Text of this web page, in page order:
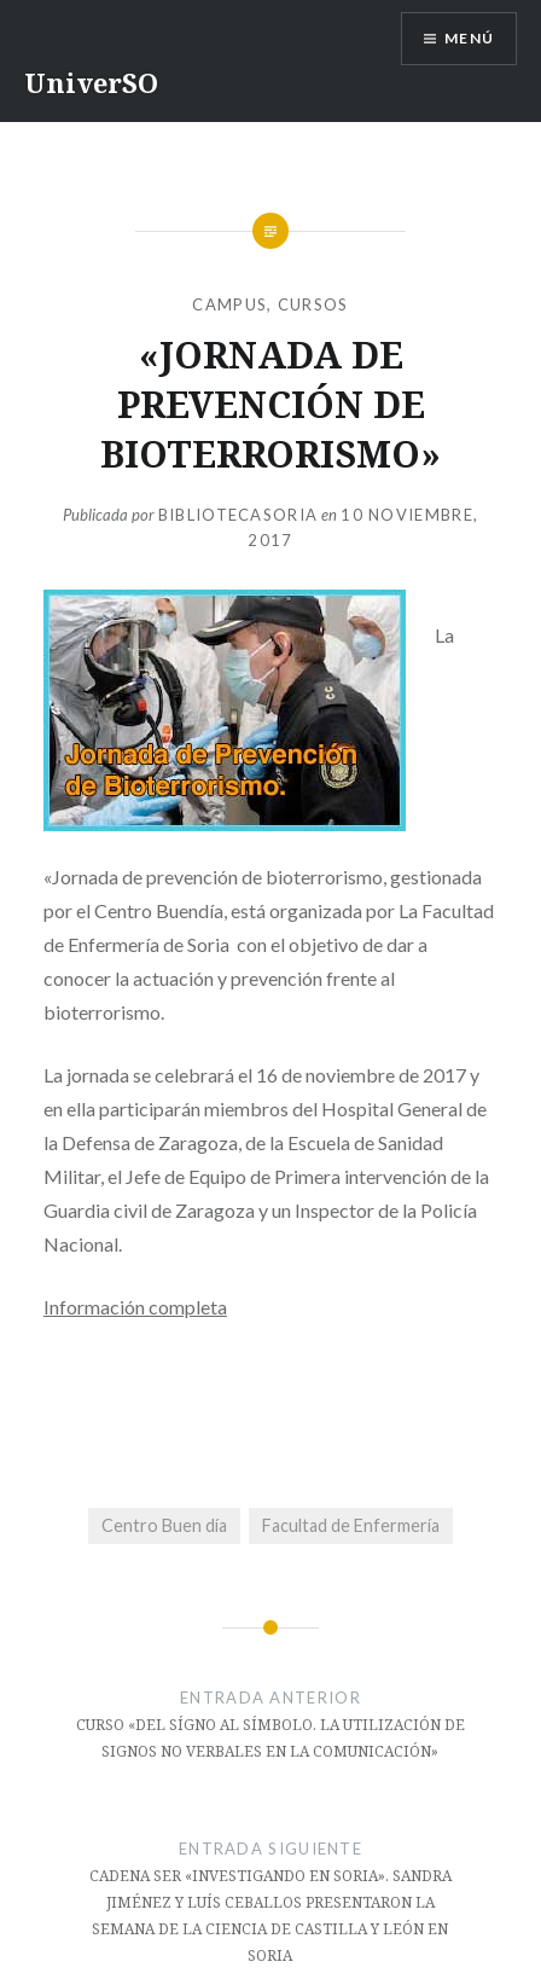
UniverSO
MENÚ
CAMPUS, CURSOS
«JORNADA DE
PREVENCIÓN DE
BIOTERRORISMO»
Publicada porBIBLIOTECASORIA en 10 NOVIEMBRE,
2017
La
«Jornada de prevención de bioterrorismo, gestionada
por el Centro Buendía, está organizada por La Facultad
de Enfermería de Soria con el objetivo de dar a
conocer la actuación y prevención frente al
bioterrorismo.
La jornada se celebrará el 16 de noviembre de 2017 y
en ella participarán miembros del Hospital General de
la Defensa de Zaragoza, de la Escuela de Sanidad
Militar, el Jefe de Equipo de Primera intervención de la
Guardia civil de Zaragoza y un Inspector de la Policía
Nacional.
Información completa
Centro Buen día Facultad de Enfermería
entradas
ENTRADA ANTERIOR
CURSO «DEL SÍGNO AL SÍMBOLO. LA UTILIZACIÓN DE
SIGNOS NO VERBALES EN LA COMUNICACIÓN»
ENTRADA SIGUIENTE
CADENA SER «INVESTIGANDO EN SORIA». SANDRA
JIMÉNEZ Y LUÍS CEBALLOS PRESENTARON LA
SEMANA DE LA CIENCIA DE CASTILLA Y LEÓN EN
SORIA